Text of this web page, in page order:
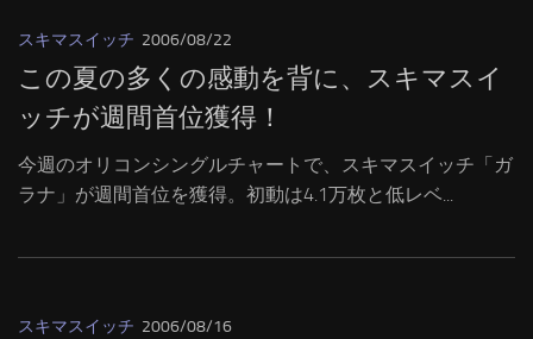
スキマスイッチ 2006/08/22
この夏の多くの感動を背に、スキマスイ
ッチが週間首位獲得！
今週のオリコンシングルチャートで、スキマスイッチ「ガ
ラナ」が週間首位を獲得。初動は4.1万枚と低レベ...
スキマスイッチ 2006/08/16